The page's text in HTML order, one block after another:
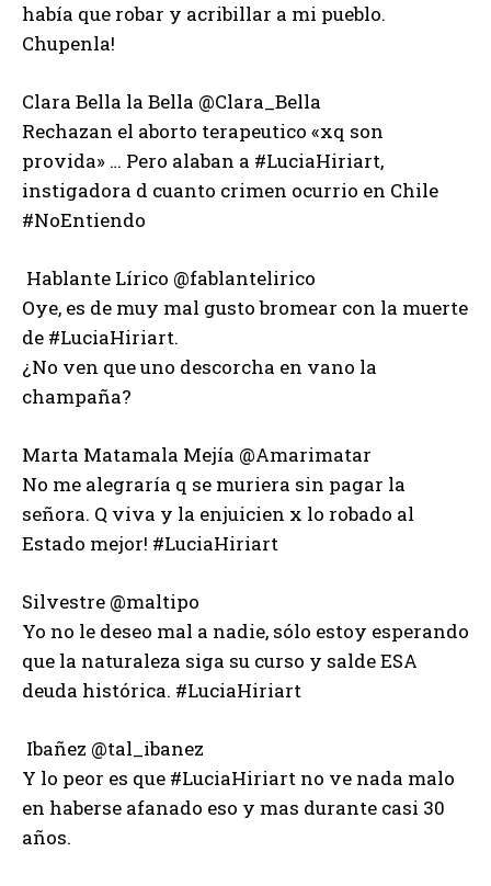
había que robar y acribillar a mi pueblo.
Chupenla!
Clara Bella la Bella ‏@Clara_Bella
Rechazan el aborto terapeutico «xq son
provida» … Pero alaban a #LuciaHiriart,
instigadora d cuanto crimen ocurrio en Chile
#NoEntiendo
Hablante Lírico ‏@fablantelirico
Oye, es de muy mal gusto bromear con la muerte
de #LuciaHiriart.
¿No ven que uno descorcha en vano la
champaña?
Marta Matamala Mejía ‏@Amarimatar
No me alegraría q se muriera sin pagar la
señora. Q viva y la enjuicien x lo robado al
Estado mejor! #LuciaHiriart
Silvestre ‏@maltipo
Yo no le deseo mal a nadie, sólo estoy esperando
que la naturaleza siga su curso y salde ESA
deuda histórica. #LuciaHiriart
Ibañez ‏@tal_ibanez
Y lo peor es que #LuciaHiriart no ve nada malo
en haberse afanado eso y mas durante casi 30
años.